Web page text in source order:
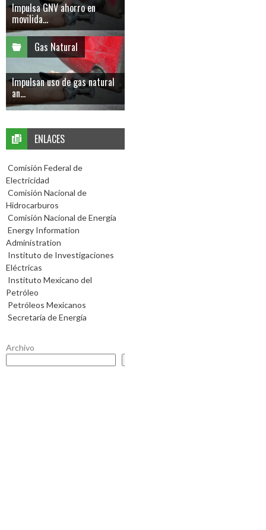
Impulsa GNV ahorro en
movilida...
Gas Natural
Impulsan uso de gas natural
an...
ENLACES
Comisión Federal de
Electricidad
Comisión Nacional de
Hidrocarburos
Comisión Nacional de Energía
Energy Information
Administration
Instituto de Investigaciones
Eléctricas
Instituto Mexicano del
Petróleo
Petróleos Mexicanos
Secretaría de Energía
Archivo